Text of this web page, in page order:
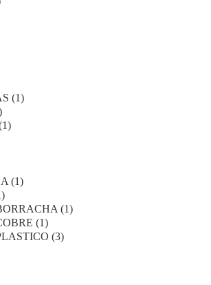
(1)
(1)
(1)
(1)
(3)